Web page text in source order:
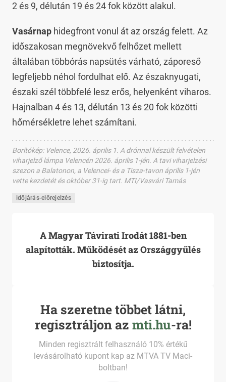
2 és 9, délután 19 és 24 fok között alakul.
Vasárnap hidegfront vonul át az ország felett. Az
időszakosan megnövekvő felhőzet mellett
általában többórás napsütés várható, záporeső
legfeljebb néhol fordulhat elő. Az északnyugati,
északi szél többfelé lesz erős, helyenként viharos.
Hajnalban 4 és 13, délután 13 és 20 fok közötti
hőmérsékletre lehet számítani.
Borítókép: Velence, 2026. április 1. A drónnal készült felvételen
viharjelző lámpa Velencén 2026. április 1-jén. A tavi viharjelzési
szezon a Balatonon, a Velencei- és a Tisza-tavon április 1-jén
vette kezdetét és október 31-ig tart. MTI/Vasvári Tamás
időjárás-előrejelzés
A Magyar Távirati Irodát 1881-ben
alapították. Működését az Országgyűlés
biztosítja.
Ha szeretne többet látni,
regisztráljon az mti.hu-ra!
Minden regisztrált felhasználó 10% értékű
levásárolható kupont kap az MTVA TV Maci-
boltban!